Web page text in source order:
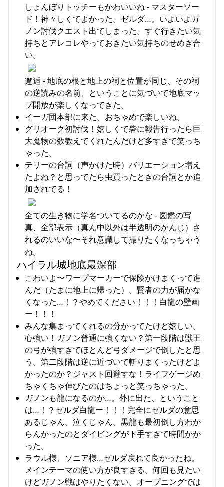
しょんぼりトッチーもかわいいね - マスターソー
ド！神々しくてよかった。ゼルダ…。いよいよガ
ノン討伐クエスト出てしまった。すぐ行きたい気
持ちとアレコレやっておきたい気持ちのせめぎ合
い。
邂逅 - 地底の根と地上の祠と位置が同じ、その祠
の逆読みの名前、ということに気づいて地底マッ
プ開放が楽しくなってきた。
イーガ団本部に来た。おちゃめで楽しいね。
グリオーク初討伐！嬉しくて砦に報告行ったら巨
大魔物の数教えてくれたんだけど多すぎて笑っち
ゃった。
テリーの台詞（声かけた時）バリエーション増え
たよね？と思ってたら虫買ったときの台詞とか追
加されてる！
全ての生き物に学名ついてるのかな - 図鑑の写
真、全部表示（真ん中以外は半透明のかんじ）さ
れるのいいな〜それ意識して撮りたくなっちゃう
ね。
ハイラル城地底最深部
こわいよ〜ワープマーカーで保険かけまくって進
んだ（たまに地上に帰った）。賢者の力が届かな
くなった…！？やめてください！！！白龍の壁画
ー！！！
みんな集まってくれるの分かってたけど嬉しい。
心強い！ガノン普通に強くない？第一段階は獣王
の弓が強すぎてほとんど弓ダメージで倒したと思
う。第二段階は逆に近づいて斬りまくったけどよ
かったのか？ジャスト回避すな！ライフゲージめ
ちゃくちゃ伸びたのはちょっと笑っちゃった。
ガノンも龍になるのか…。外に出た、ということ
は…！？ゼルダ白龍ー！！！完全にゼルダの意思
あるじゃん。泣くじゃん。黒龍も最初倒し方わか
らんかったのとダイビングが下手すぎて時間かか
った。
ラウル様、ソニア様…ゼルダ戻れて良かったね。
メインテーマの使い方が良すぎる。何回も見たい
けどガノン戦はやりたくない。オープニングでは